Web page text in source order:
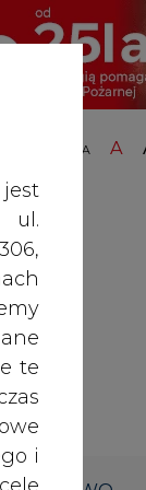
ul.
te
i